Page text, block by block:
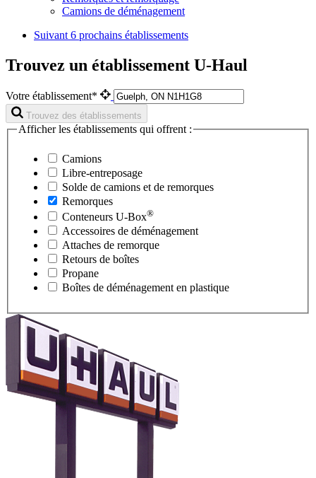
Camions de déménagement
Suivant 6 prochains établissements
Trouvez un établissement U-Haul
Votre établissement*
Trouvez des établissements
Afficher les établissements qui offrent :
Camions
Libre-entreposage
Solde de camions et de remorques
Remorques
Conteneurs U-Box®
Accessoires de déménagement
Attaches de remorque
Retours de boîtes
Propane
Boîtes de déménagement en plastique